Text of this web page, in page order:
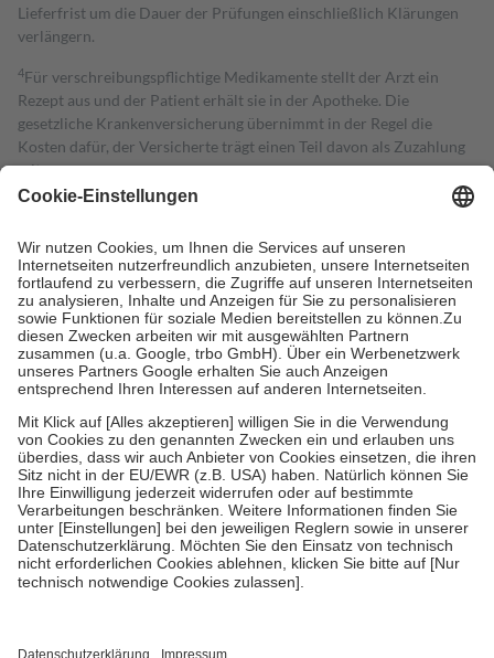
Lieferfrist um die Dauer der Prüfungen einschließlich Klärungen
verlängern.
4Für verschreibungspflichtige Medikamente stellt der Arzt ein
Rezept aus und der Patient erhält sie in der Apotheke. Die
gesetzliche Krankenversicherung übernimmt in der Regel die
Kosten dafür, der Versicherte trägt einen Teil davon als Zuzahlung
mit.
Grundsätzlich leisten Mitglieder Zuzahlungen in Höhe von zehn
höchstens zehn Euro.
Es sind jedoch nie mehr als die tatsächlichen
Kosten der Leistung zu entrichten.
Diese Regeln gelten grundsätzlich auch für Online-Apotheken.
Bei Heilmitteln und häuslicher Krankenpflege beträgt die
Zuzahlung zehn Prozent der Kosten sowie zehn Euro je
Verordnung.
Um das Engagement der Versicherten für ihre eigene Gesundheit zu
stärken und die besondere Stellung der Familie zu unterstützen,
fallenkeine Zuzahlungenan bei:
• Kindern und Jugendlichen bis zum vollendeten 18. Lebensjahr
mit Ausnahme der Fahrkosten
• Untersuchungen zur Vorsorge und Früherkennung, die von der
GKV getragen werden
• empfohlenen Schutzimpfungen
• Harn- und Blutteststreifen
getroffen, um sicherzustellen, dass es sich um echte Bewertungen